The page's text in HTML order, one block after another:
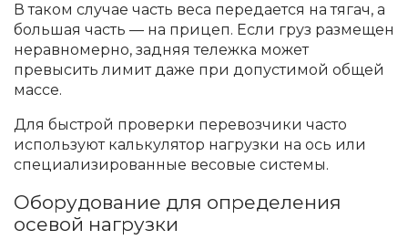
В таком случае часть веса передается на тягач, а
большая часть — на прицеп. Если груз размещен
неравномерно, задняя тележка может
превысить лимит даже при допустимой общей
массе.
Для быстрой проверки перевозчики часто
используют калькулятор нагрузки на ось или
специализированные весовые системы.
Оборудование для определения
осевой нагрузки